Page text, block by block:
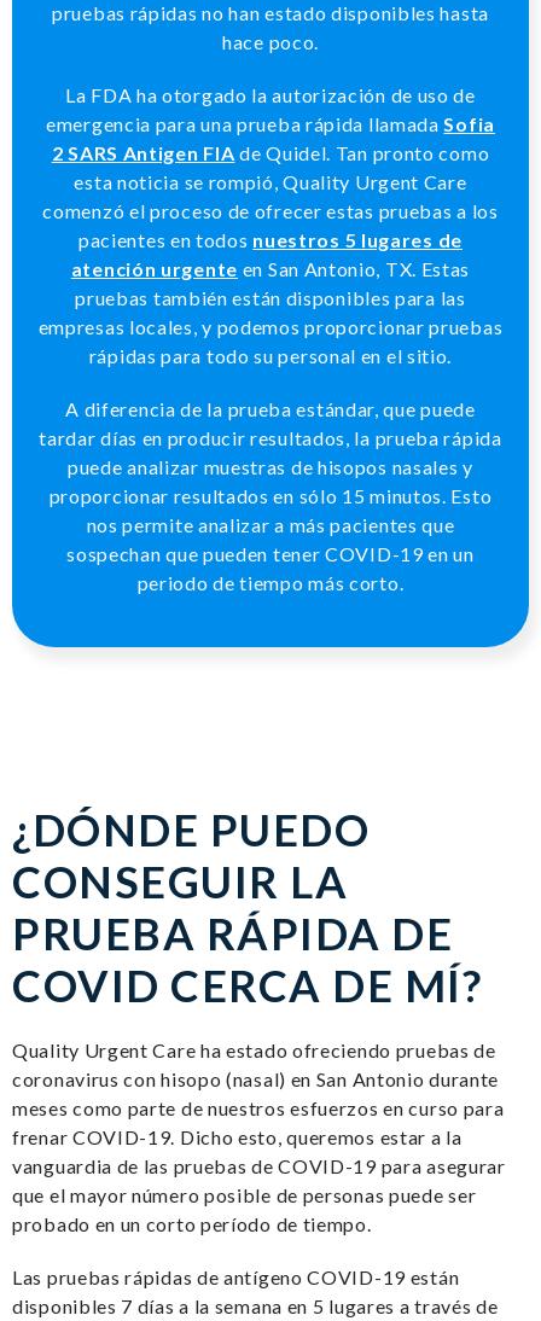
pruebas rápidas no han estado disponibles hasta
hace poco.
La FDA ha otorgado la autorización de uso de
emergencia para una prueba rápida llamadaSofia
2 SARS Antigen FIA de Quidel. Tan pronto como
esta noticia se rompió, Quality Urgent Care
comenzó el proceso de ofrecer estas pruebas a los
pacientes en todos nuestros 5 lugares de
atención urgente en San Antonio, TX. Estas
pruebas también están disponibles para las
empresas locales, y podemos proporcionar pruebas
rápidas para todo su personal en el sitio.
A diferencia de la prueba estándar, que puede
tardar días en producir resultados, la prueba rápida
puede analizar muestras de hisopos nasales y
proporcionar resultados en sólo 15 minutos. Esto
nos permite analizar a más pacientes que
sospechan que pueden tener COVID-19 en un
periodo de tiempo más corto.
¿DÓNDE PUEDO
CONSEGUIR LA
PRUEBA RÁPIDA DE
COVID CERCA DE MÍ?
Quality Urgent Care ha estado ofreciendo pruebas de
coronavirus con hisopo (nasal) en San Antonio durante
meses como parte de nuestros esfuerzos en curso para
frenar COVID-19. Dicho esto, queremos estar a la
vanguardia de las pruebas de COVID-19 para asegurar
que el mayor número posible de personas puede ser
probado en un corto período de tiempo.
Las pruebas rápidas de antígeno COVID-19 están
disponibles 7 días a la semana en 5 lugares a través de